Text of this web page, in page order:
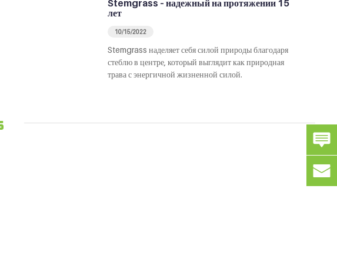
Stemgrass – надежный на протяжении 15
лет
10/15/2022
Stemgrass наделяет себя силой природы благодаря
стеблю в центре, который выглядит как природная
трава с энергичной жизненной силой.